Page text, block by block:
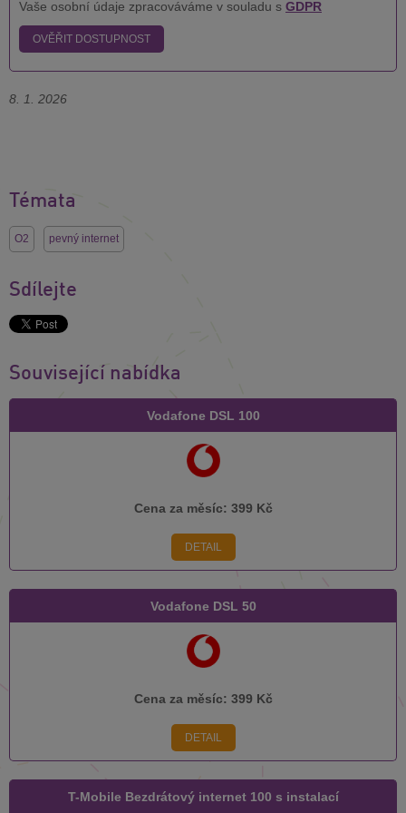
Vaše osobní údaje zpracováváme v souladu s GDPR
OVĚŘIT DOSTUPNOST
8. 1. 2026
Témata
O2 pevný internet
Sdílejte
Související nabídka
Vodafone DSL 100
Cena za měsíc: 399 Kč
DETAIL
Vodafone DSL 50
Cena za měsíc: 399 Kč
DETAIL
T-Mobile Bezdrátový internet 100 s instalací